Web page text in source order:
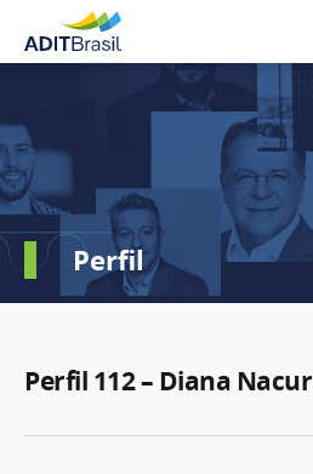
Perfil
Perfil 112 – Diana Nacur